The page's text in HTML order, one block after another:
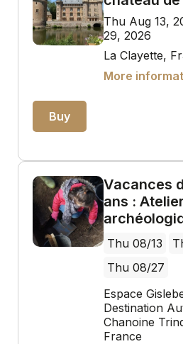
Thu Aug 13,
29, 2026
La Clayette,
More
Buy
Vacances
ans :
Thu 08/13
Thu 08/27
Espace
Destination
Chanoine
France